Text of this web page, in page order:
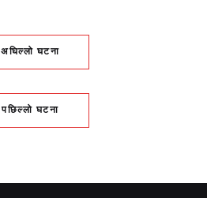
अघिल्लो घटना
पछिल्लो घटना